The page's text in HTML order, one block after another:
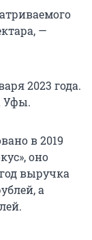
—
2023 года.
Уфы.
в 2019
оно
выручка
а